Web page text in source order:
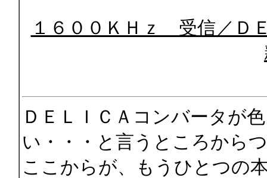
１６００ＫＨｚ 受信／Ｄ
ＤＥＬＩＣＡコンバータが
い・・・と言うところから
ここからが、もうひとつの